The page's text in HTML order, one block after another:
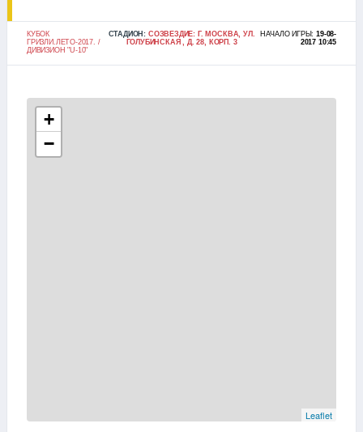
КУБОК
ГРИЗЛИ.ЛЕТО-2017. /
ДИВИЗИОН "U-10"
СТАДИОН: СОЗВЕЗДИЕ: Г. МОСКВА, УЛ.
ГОЛУБИНСКАЯ , Д. 28, КОРП. 3
НАЧАЛО ИГРЫ:19-08-
2017 10:45
+
−
Leaflet